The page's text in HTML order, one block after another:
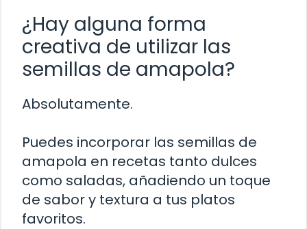
¿Hay alguna forma
creativa de utilizar las
semillas de amapola?
Absolutamente.
Puedes incorporar las semillas de
amapola en recetas tanto dulces
como saladas, añadiendo un toque
de sabor y textura a tus platos
favoritos.